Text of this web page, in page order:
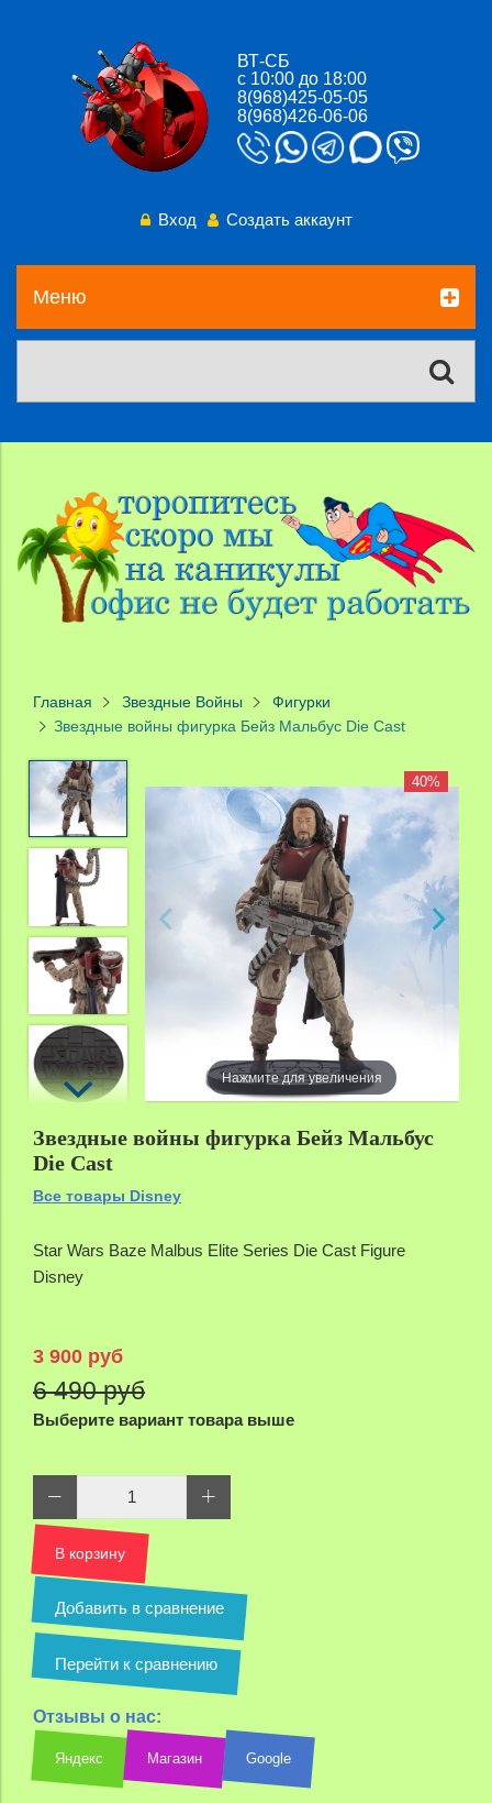
ВТ-СБ
с 10:00 до 18:00
8(968)425-05-05
8(968)426-06-06
Вход Создать аккаунт
Меню
Главная Звездные Войны
Фигурки
Звездные войны фигурка Бейз Мальбус Die Cast
40%
Нажмите для увеличения
Звездные войны фигурка Бейз Мальбус
Die Cast
Все товары Disney
Star Wars Baze Malbus Elite Series Die Cast Figure
Disney
3 900 руб
6 490 руб
Выберите вариант товара выше
В корзину
Добавить в сравнение
Перейти к сравнению
Отзывы о нас:
Яндекс Магазин Google